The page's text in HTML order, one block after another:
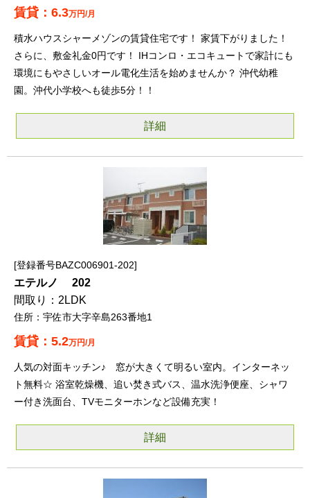
6.3万円/月
積水ハウスシャーメゾンの賃貸住宅です！ 家賃下がりました！
さらに、敷金礼金0円です！ IHコンロ・エコキュートで家計にも
環境にもやさしいオール電化生活を始めませんか？ 沖代幼稚
園。沖代小学校へも徒歩5分！！
詳細
登録番号BAZC006901-202
エテルノ 202
2LDK
宇佐市大字辛島263番地1
5.2万円/月
人気の対面キッチン♪ 窓が大きくて明るい室内。インターネッ
ト無料☆ 浴室乾燥機、追い焚き式バス、温水洗浄便座、シャワ
ー付き洗面台、TVモニターホンなど設備充実！
詳細